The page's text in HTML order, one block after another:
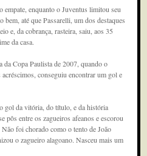
empate, enquanto o Juventus limitou seu
até que Passarelli, um dos destaques
e, da cobrança, rasteira, saiu, aos 35
da casa.
da Copa Paulista de 2007, quando o
conseguiu encontrar um gol e
gol da vitória, do título, e da história
pôs entre os zagueiros afeanos e escorou
foi chorado como o tento de João
o zagueiro alagoano. Nasceu mais um